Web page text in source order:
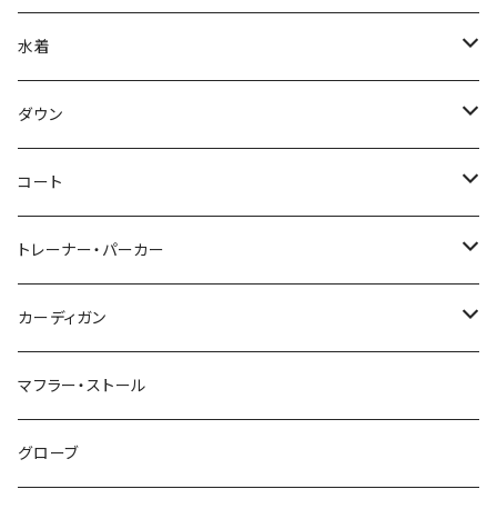
水着
～44/S
46/M
48/L
50/XL～
ダウン
～44/S
46/M
48/L
50/XL～
コート
～44/S
46/M
48/L
50/XL～
トレーナー・パーカー
～44/S
46/M
48/L
カーディガン
～44/S
46/M
マフラー・ストール
グローブ